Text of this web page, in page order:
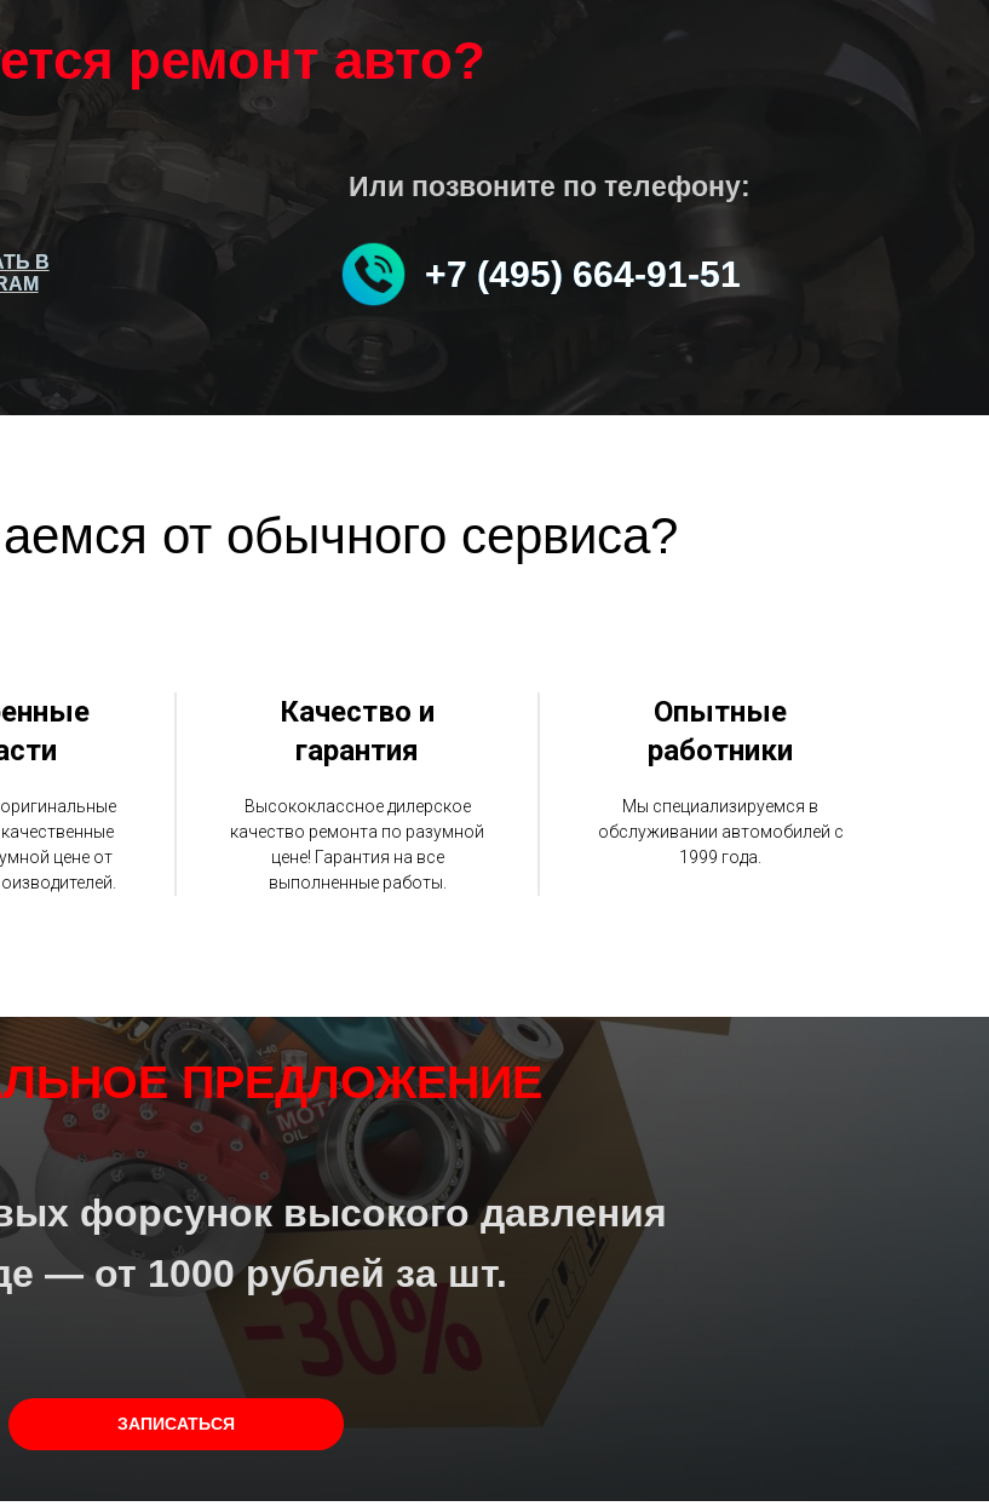
+7 (495) 664-91-51
ремонт авто?
Или позвоните по телефону:
В
В
+7 (495) 664-91-51
от обычного сервиса?
цене от
Качество и
гарантия
Высококлассное дилерское
качество ремонта по разумной
цене! Гарантия на все
выполненные работы.
Опытные
работники
Мы специализируемся в
обслуживании автомобилей с
1999 года.
форсунок высокого давления
— от 1000 рублей за шт.
ПРЕДЛОЖЕНИЕ
ЗАПИСАТЬСЯ